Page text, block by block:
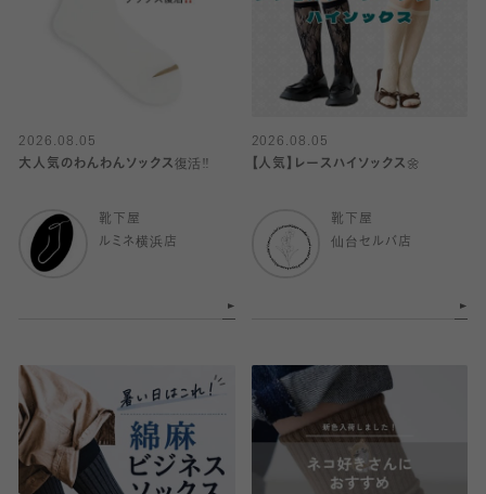
2026.08.05
大人気のわんわんソックス復活‼️
靴下屋
ルミネ横浜店
2026.08.05
【人気】レースハイソックス🌼
靴下屋
仙台セルバ店